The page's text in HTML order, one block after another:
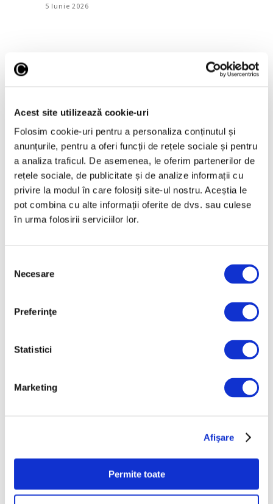
Acest site utilizează cookie-uri
Folosim cookie-uri pentru a personaliza conținutul și
anunțurile, pentru a oferi funcții de rețele sociale și pentru
a analiza traficul. De asemenea, le oferim partenerilor de
rețele sociale, de publicitate și de analize informații cu
privire la modul în care folosiți site-ul nostru. Aceștia le
pot combina cu alte informații oferite de dvs. sau culese
în urma folosirii serviciilor lor.
consimțământului
Necesare
Preferinţe
Statistici
Marketing
Afişare
Permite toate
5 Iunie 2026
Tablouri furate în urmă cu patru
decenii din Muzeul de Artă
Harwood, recuperate de FBI
10 Iunie 2025
guvernul spaniol